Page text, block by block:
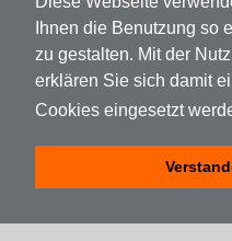
Ihnen die Benutzung so
zu gestalten. Mit der
erklären Sie sich damit
Cookies eingesetzt
Datenschutz